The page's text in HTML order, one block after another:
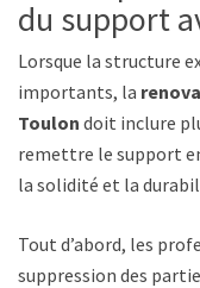
du support
Lorsque la structure
importants, la
Toulon doit inclure
remettre le support
la solidité et la
Tout d’abord, les
suppression des